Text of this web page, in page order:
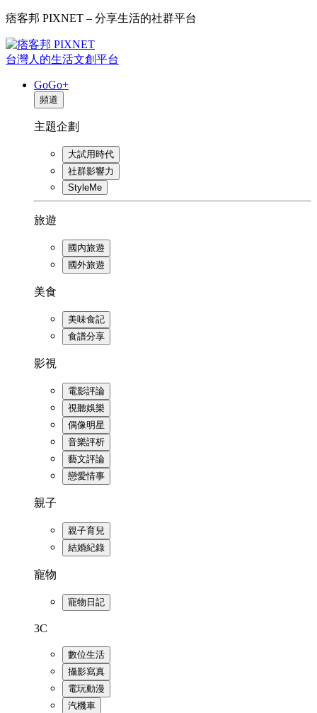
痞客邦 PIXNET – 分享生活的社群平台
台灣人的生活文創平台
GoGo+
頻道
主題企劃
大試用時代
社群影響力
StyleMe
旅遊
國內旅遊
國外旅遊
美食
美味食記
食譜分享
影視
電影評論
視聽娛樂
偶像明星
音樂評析
藝文評論
戀愛情事
親子
親子育兒
結婚紀錄
寵物
寵物日記
3C
數位生活
攝影寫真
電玩動漫
汽機車